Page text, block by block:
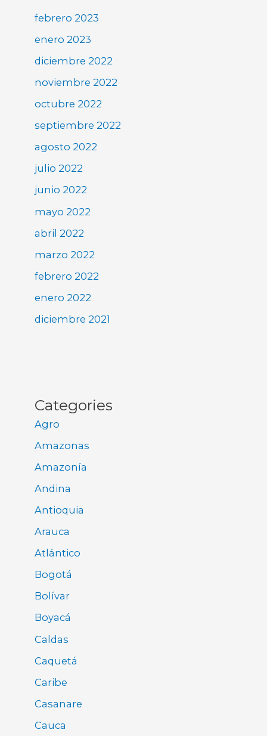
febrero 2023
enero 2023
diciembre 2022
noviembre 2022
octubre 2022
septiembre 2022
agosto 2022
julio 2022
junio 2022
mayo 2022
abril 2022
marzo 2022
febrero 2022
enero 2022
diciembre 2021
Categories
Agro
Amazonas
Amazonía
Andina
Antioquia
Arauca
Atlántico
Bogotá
Bolívar
Boyacá
Caldas
Caquetá
Caribe
Casanare
Cauca